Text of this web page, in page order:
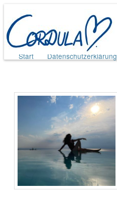
Main menu
Skip
Start Datenschutzerklärung